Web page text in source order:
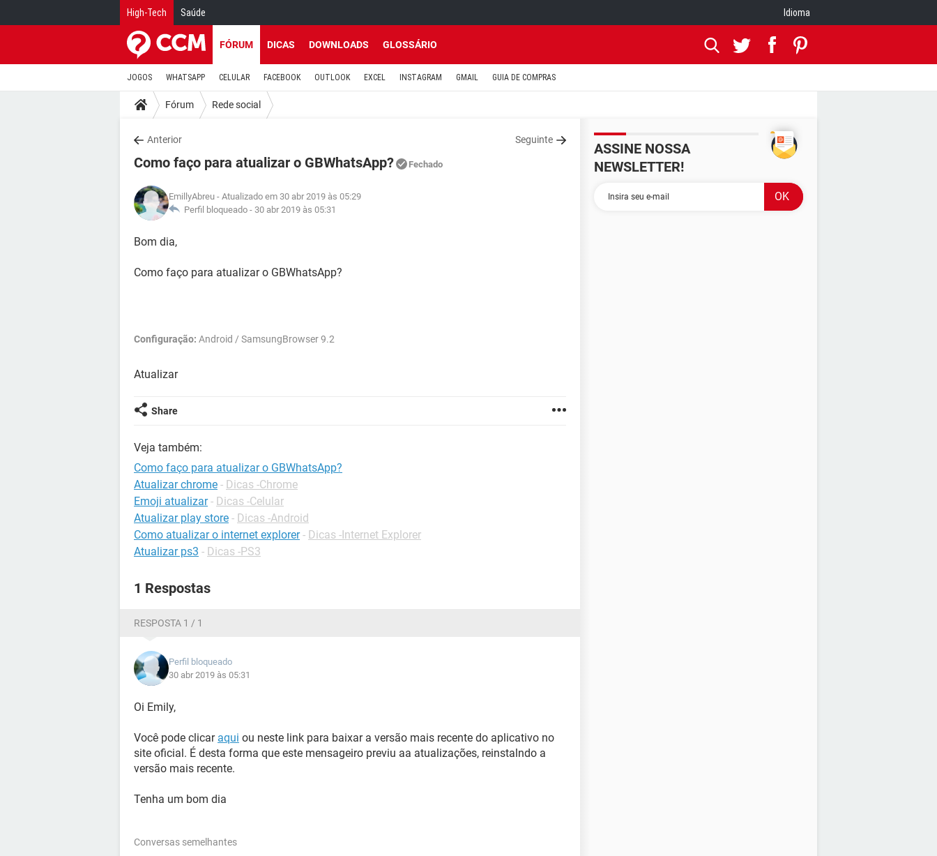
High-Tech Saúde Idioma
FÓRUM DICAS DOWNLOADS GLOSSÁRIO
JOGOS WHATSAPP CELULAR FACEBOOK OUTLOOK EXCEL INSTAGRAM GMAIL GUIA DE COMPRAS
Fórum Rede social
Anterior Seguinte
Como faço para atualizar o GBWhatsApp? Fechado
EmillyAbreu - Atualizado em 30 abr 2019 às 05:29
Perfil bloqueado - 30 abr 2019 às 05:31
Bom dia,
Como faço para atualizar o GBWhatsApp?
Configuração: Android / SamsungBrowser 9.2
Atualizar
Share
Veja também:
Como faço para atualizar o GBWhatsApp?
Atualizar chrome - Dicas -Chrome
Emoji atualizar - Dicas -Celular
Atualizar play store - Dicas -Android
Como atualizar o internet explorer - Dicas -Internet Explorer
Atualizar ps3 - Dicas -PS3
1 Respostas
RESPOSTA 1 / 1
Perfil bloqueado
30 abr 2019 às 05:31
Oi Emily,
Você pode clicar aqui ou neste link para baixar a versão mais recente do aplicativo no
site oficial. É desta forma que este mensageiro previu aa atualizações, reinstalndo a
versão mais recente.
Tenha um bom dia
Conversas semelhantes
ASSINE NOSSA
NEWSLETTER!